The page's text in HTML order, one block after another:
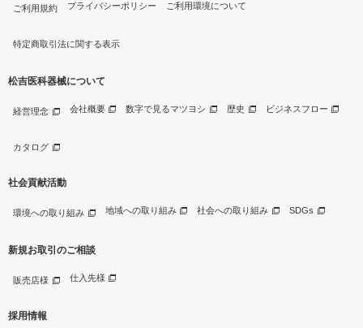
ご利用規約 プライバシーポリシー ご利用環境について
特定商取引法に関する表示
松吉医科器械について
経営理念 会社概要 数字で見るマツヨシ 歴史 ビジネスフロー
カタログ
社会貢献活動
環境への取り組み 地域への取り組み 社会への取り組み SDGs
新規お取引のご相談
販売店様 仕入先様
採用情報